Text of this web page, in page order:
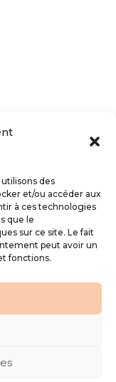
des
et/ou accéder aux
à ces technologies
que le
sur ce site. Le fait
peut avoir un
fonctions.